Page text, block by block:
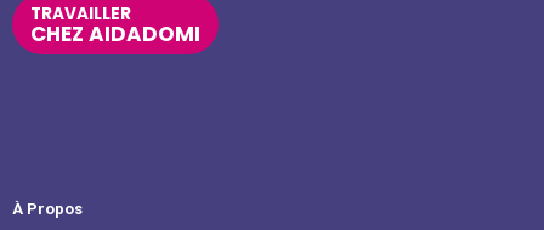
TRAVAILLER
CHEZ AIDADOMI
À Propos